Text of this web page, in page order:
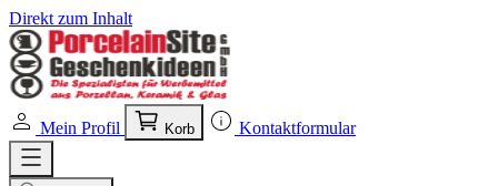
Direkt zum Inhalt
Mein Profil Korb Kontaktformular